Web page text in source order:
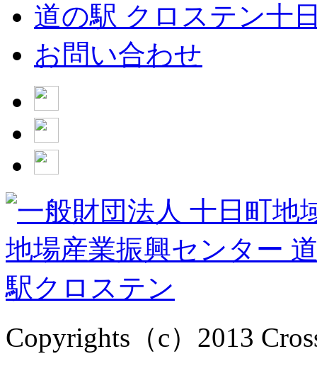
道の駅 クロステン十
お問い合わせ
Copyrights（c）2013